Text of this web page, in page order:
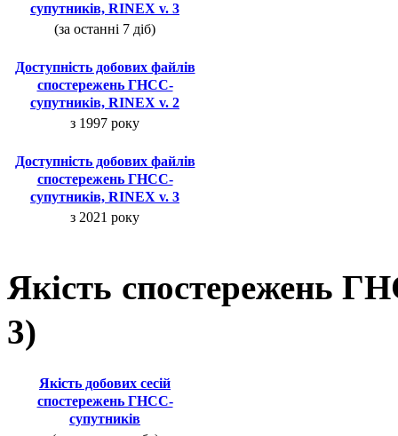
супутників, RINEX v. 3
(за останні 7 діб)
Доступність добових файлів
спостережень ГНСС-
супутників, RINEX v. 2
з 1997 року
Доступність добових файлів
спостережень ГНСС-
супутників, RINEX v. 3
з 2021 року
Якість спостережень
3)
Якість добових сесій
спостережень ГНСС-
супутників